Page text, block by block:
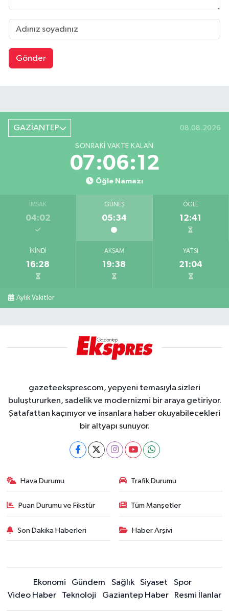
Gönder
GAZİANTEP 08.08.2026
SONRAKI VAKTE KALAN
07:06:11
Öğle Namazı
İMSAK
04:02
GÜNEŞ
05:34
ÖĞLE
12:41
İKINDI
16:28
AKŞAM
19:38
YATSI
21:04
Aylık Vakitler
gazeteeksprescom, yepyeni temasıyla sizleri
buluştururken, sadelik ve modernizmi bir araya getiriyor.
Şatafattan kaçınıyor ve insanlara haber okuyabilecekleri
bir altyapı sunuyor.
Hava Durumu Trafik Durumu
Puan Durumu ve Fikstür Tüm Manşetler
Son Dakika Haberleri Haber Arşivi
Ekonomi Gündem Sağlık Siyaset
Spor
Video Haber
Teknoloji Gaziantep Haber Resmi İlanlar